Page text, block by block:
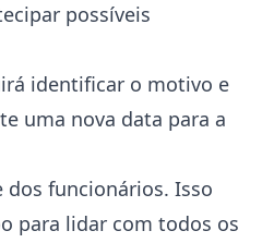
possíveis
identificar o motivo e
uma nova data para a
funcionários. Isso
para lidar com todos os